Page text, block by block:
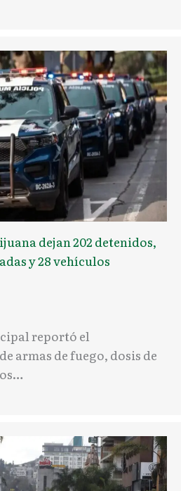
dejan 202 detenidos,
y 28 vehículos
reportó el
armas de fuego, dosis de